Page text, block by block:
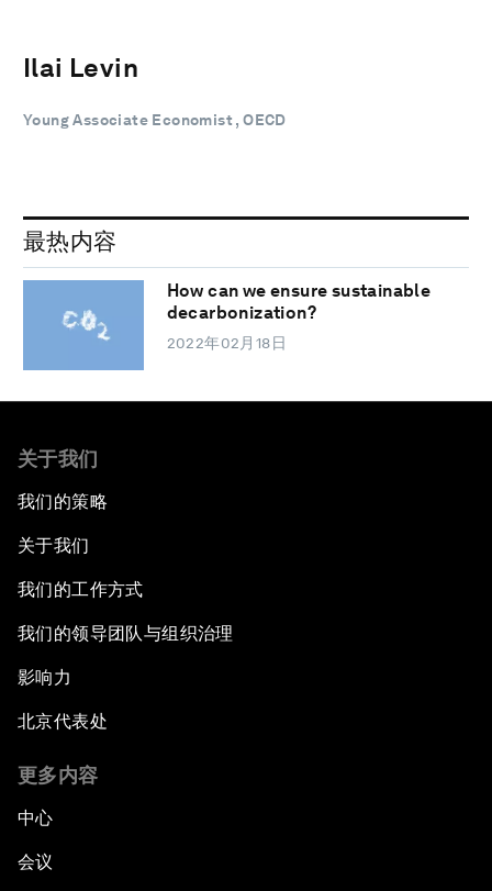
Ilai Levin
Young Associate Economist , OECD
最热内容
How can we ensure sustainable
decarbonization?
2022年02月18日
关于我们
我们的策略
关于我们
我们的工作方式
我们的领导团队与组织治理
影响力
北京代表处
更多内容
中心
会议